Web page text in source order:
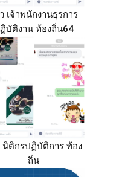
เจ้าพนักงานธุรการ
บัติงาน ท้องถิ่น64
นิติกรปฏิบัติการ ท้อง
ถิ่น